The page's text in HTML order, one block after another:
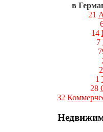
в
21
14
7
1
28
32